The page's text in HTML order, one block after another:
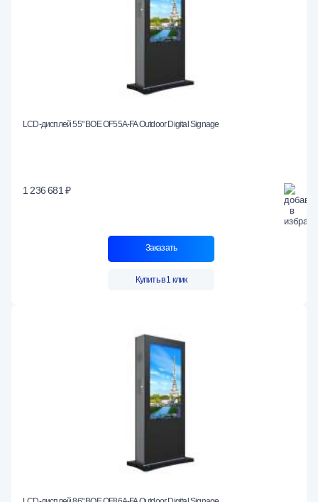
LCD-дисплей 55" BOE OF55A-FA Outdoor Digital Signage
1 236 681 ₽
Заказать
Купить в 1 клик